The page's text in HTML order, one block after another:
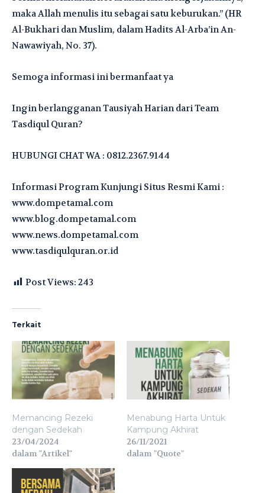
maka Allah menulis itu sebagai satu keburukan.” (HR
Al-Bukhari dan Muslim, dalam Hadits Al-Arba’in An-
Nawawiyah, No. 37).
Semoga informasi ini bermanfaat ya
Ingin berlangganan Tausiyah Harian dari Team
Tasdiqul Quran?
HUBUNGI CHAT WA : 0812.2367.9144
Informasi Program Kunjungi Situs Resmi Kami :
www.dompetamal.com
www.blog.dompetamal.com
www.news.dompetamal.com
www.tasdiqulquran.or.id
Post Views: 243
Terkait
Memancing Rezeki
dengan Sedekah
23/04/2024
dalam "Artikel"
Menabung Harta Untuk
Kampung Akhirat
26/11/2021
dalam "Quote"